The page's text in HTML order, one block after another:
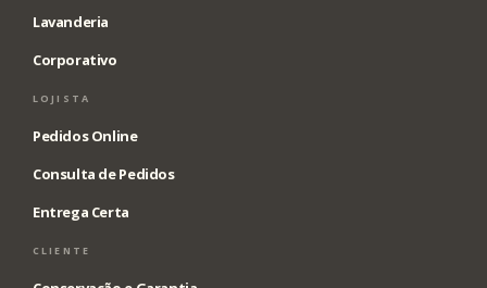
Lavanderia
Corporativo
LOJISTA
Pedidos Online
Consulta de Pedidos
Entrega Certa
CLIENTE